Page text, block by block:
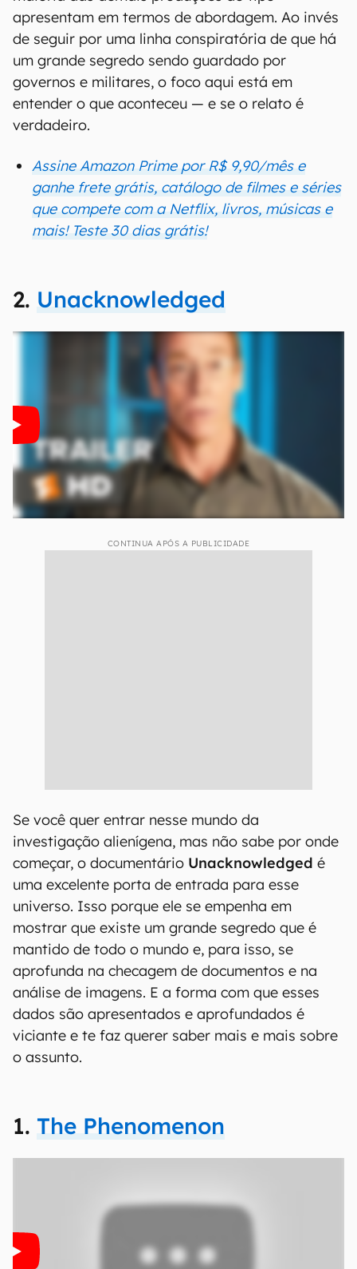
apresentam em termos de abordagem. Ao invés
de seguir por uma linha conspiratória de que há
um grande segredo sendo guardado por
governos e militares, o foco aqui está em
entender o que aconteceu — e se o relato é
verdadeiro.
Assine Amazon Prime por R$ 9,90/mês e
ganhe frete grátis, catálogo de filmes e séries
que compete com a Netflix, livros, músicas e
mais! Teste 30 dias grátis!
2. Unacknowledged
CONTINUA APÓS A PUBLICIDADE
Se você quer entrar nesse mundo da
investigação alienígena, mas não sabe por onde
começar, o documentário Unacknowledged é
uma excelente porta de entrada para esse
universo. Isso porque ele se empenha em
mostrar que existe um grande segredo que é
mantido de todo o mundo e, para isso, se
aprofunda na checagem de documentos e na
análise de imagens. E a forma com que esses
dados são apresentados e aprofundados é
viciante e te faz querer saber mais e mais sobre
o assunto.
1. The Phenomenon